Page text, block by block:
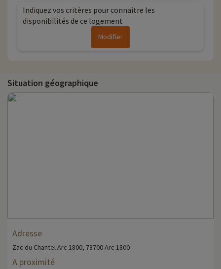
Indiquez vos critères pour connaitre les
disponibilités de ce logement
Modifier
Situation géographique
Adresse
Zac du Chantel Arc 1800, 73700 Arc 1800
A proximité